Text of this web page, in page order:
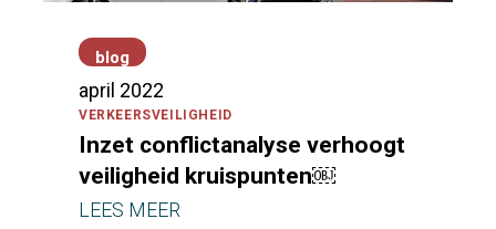
Jaaroverzicht 2023
belevingsonderzoek
blog
april 2022
VERKEERSVEILIGHEID
Inzet conflictanalyse verhoogt
veiligheid kruispunten￼
LEES MEER